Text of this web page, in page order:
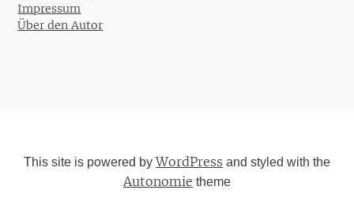
Impressum
Über den Autor
This site is powered byWordPress and styled with the
Autonomie theme